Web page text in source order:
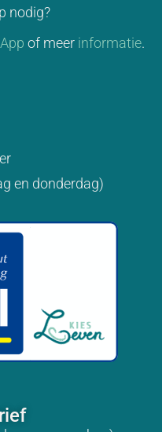
nodig?
of meer informatie.
en donderdag)